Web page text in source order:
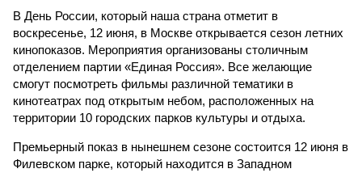
В День России, который наша страна отметит в
воскресенье, 12 июня, в Москве открывается сезон летних
кинопоказов. Мероприятия организованы столичным
отделением партии «Единая Россия». Все желающие
смогут посмотреть фильмы различной тематики в
кинотеатрах под открытым небом, расположенных на
территории 10 городских парков культуры и отдыха.
Премьерный показ в нынешнем сезоне состоится 12 июня в
Филевском парке, который находится в Западном